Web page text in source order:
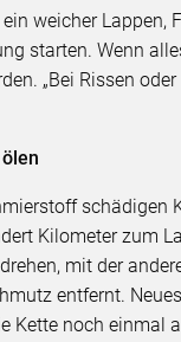
ein weicher
starten. Wenn
„Bei Rissen
schädigen
Kilometer zum
mit der
entfernt.
Kette noch